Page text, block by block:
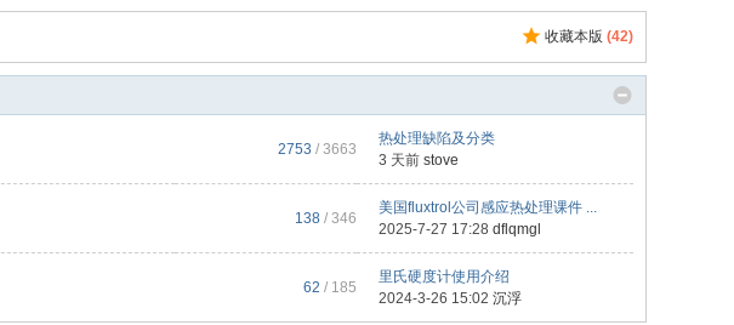
收藏本版 (42)
2753 / 3663
热处理缺陷及分类
3 天前 stove
138 / 346
美国fluxtrol公司感应热处理课件 ...
2025-7-27 17:28 dflqmgl
62 / 185
里氏硬度计使用介绍
2024-3-26 15:02 沉浮